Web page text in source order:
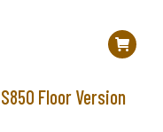
Floor Version